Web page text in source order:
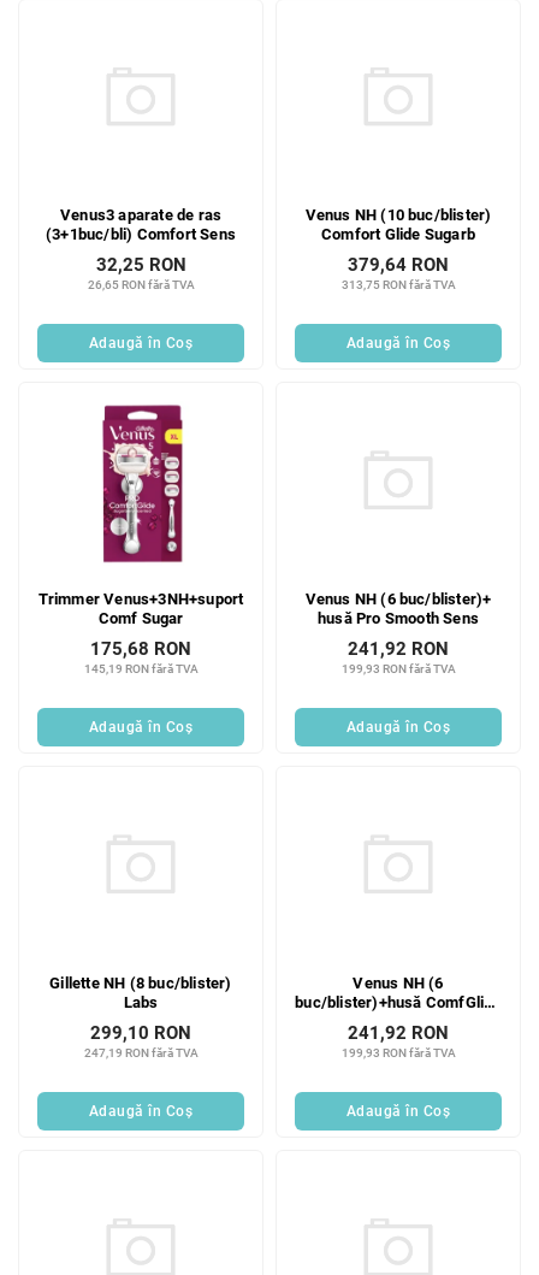
Venus3 aparate de ras
(3+1buc/bli) Comfort Sens
26,65 RON fără TVA
32,25 RON
Adaugă în Coş
Venus NH (10 buc/blister)
Comfort Glide Sugarb
313,75 RON fără TVA
379,64 RON
Adaugă în Coş
Trimmer Venus+3NH+suport
Comf Sugar
145,19 RON fără TVA
175,68 RON
Adaugă în Coş
Venus NH (6 buc/blister)+
husă Pro Smooth Sens
199,93 RON fără TVA
241,92 RON
Adaugă în Coş
Gillette NH (8 buc/blister)
Labs
247,19 RON fără TVA
299,10 RON
Adaugă în Coş
Venus NH (6
buc/blister)+husă ComfGlide
199,93 RON fără TVA
241,92 RON
Adaugă în Coş